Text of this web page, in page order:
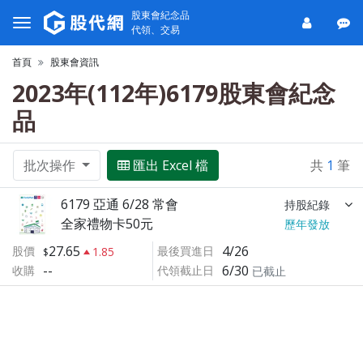
股東會紀念品
代領、交易
首頁 股東會資訊
2023年(112年)6179股東會紀念
品
批次操作 匯出 Excel 檔 共 1 筆
6179 亞通 6/28 常會 持股紀錄
全家禮物卡50元
歷年發放
股價
27.65
1.85
收購 --
最後買進日 4/26
代領截止日 6/30 已截止